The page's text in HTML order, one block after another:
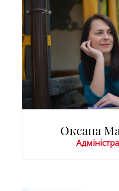
Оксана